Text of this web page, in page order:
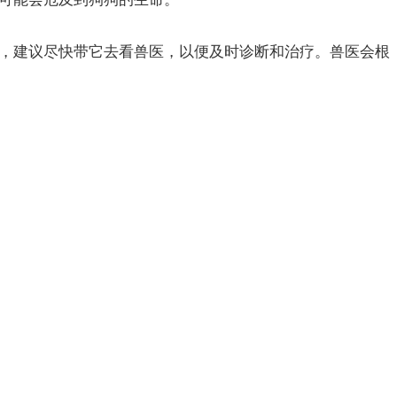
建议尽快带它去看兽医，以便及时诊断和治疗。兽医会根